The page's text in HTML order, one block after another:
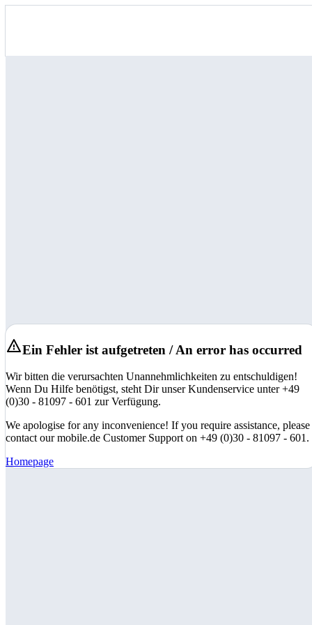
Ein Fehler ist aufgetreten / An error has occurred
Wir bitten die verursachten Unannehmlichkeiten zu entschuldigen!
Wenn Du Hilfe benötigst, steht Dir unser Kundenservice unter +49
(0)30 - 81097 - 601 zur Verfügung.
We apologise for any inconvenience! If you require assistance, please
contact our mobile.de Customer Support on +49 (0)30 - 81097 - 601.
Homepage